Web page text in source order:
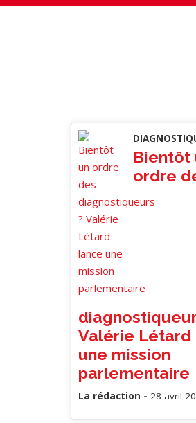
Bientôt
ordre
Valérie Létard
une mission
parlementaire
La rédaction - 28 avril